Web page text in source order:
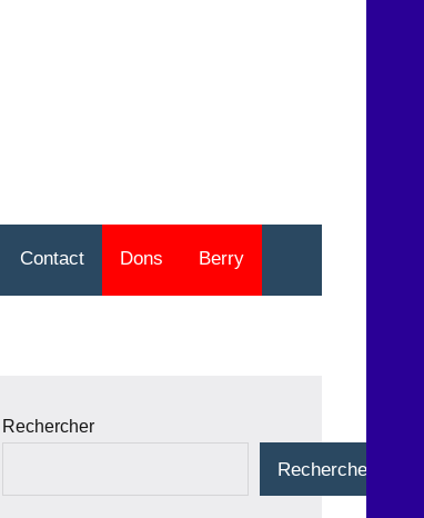
Contact Dons Berry
Rechercher
Rechercher